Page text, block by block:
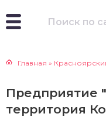
Главная »
Предприятие
территория